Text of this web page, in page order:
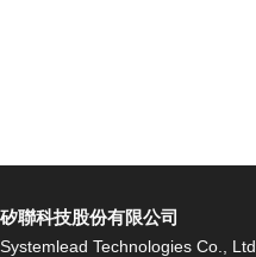
矽聯科技股份有限公司
Systemlead Technologies Co., Ltd.